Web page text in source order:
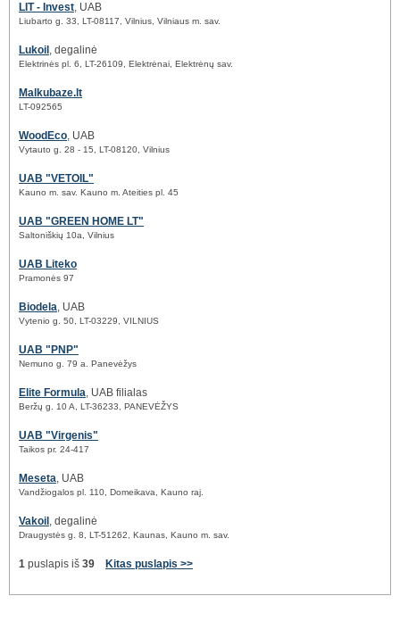
LIT - Invest, UAB
Liubarto g. 33, LT-08117, Vilnius, Vilniaus m. sav.
Lukoil , degalinė
Elektrinės pl. 6, LT-26109, Elektrėnai, Elektrėnų sav.
Malkubaze.lt
LT-092565
WoodEco, UAB
Vytauto g. 28 - 15, LT-08120, Vilnius
UAB "VETOIL"
Kauno m. sav. Kauno m. Ateities pl. 45
UAB "GREEN HOME LT"
Saltoniškių 10a, Vilnius
UAB Liteko
Pramonės 97
Biodela, UAB
Vytenio g. 50, LT-03229, VILNIUS
UAB "PNP"
Nemuno g. 79 a. Panevėžys
Elite Formula, UAB filialas
Beržų g. 10 A, LT-36233, PANEVĖŽYS
UAB "Virgenis"
Taikos pr. 24-417
Meseta, UAB
Vandžiogalos pl. 110, Domeikava, Kauno raj.
Vakoil , degalinė
Draugystės g. 8, LT-51262, Kaunas, Kauno m. sav.
1 puslapis iš 39 Kitas puslapis >>